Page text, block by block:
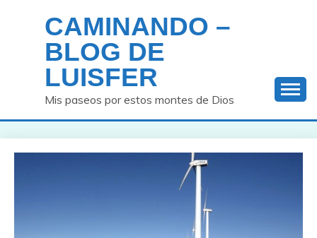
contenido
CAMINANDO –
BLOG DE
LUISFER
Mis paseos por estos montes de Dios